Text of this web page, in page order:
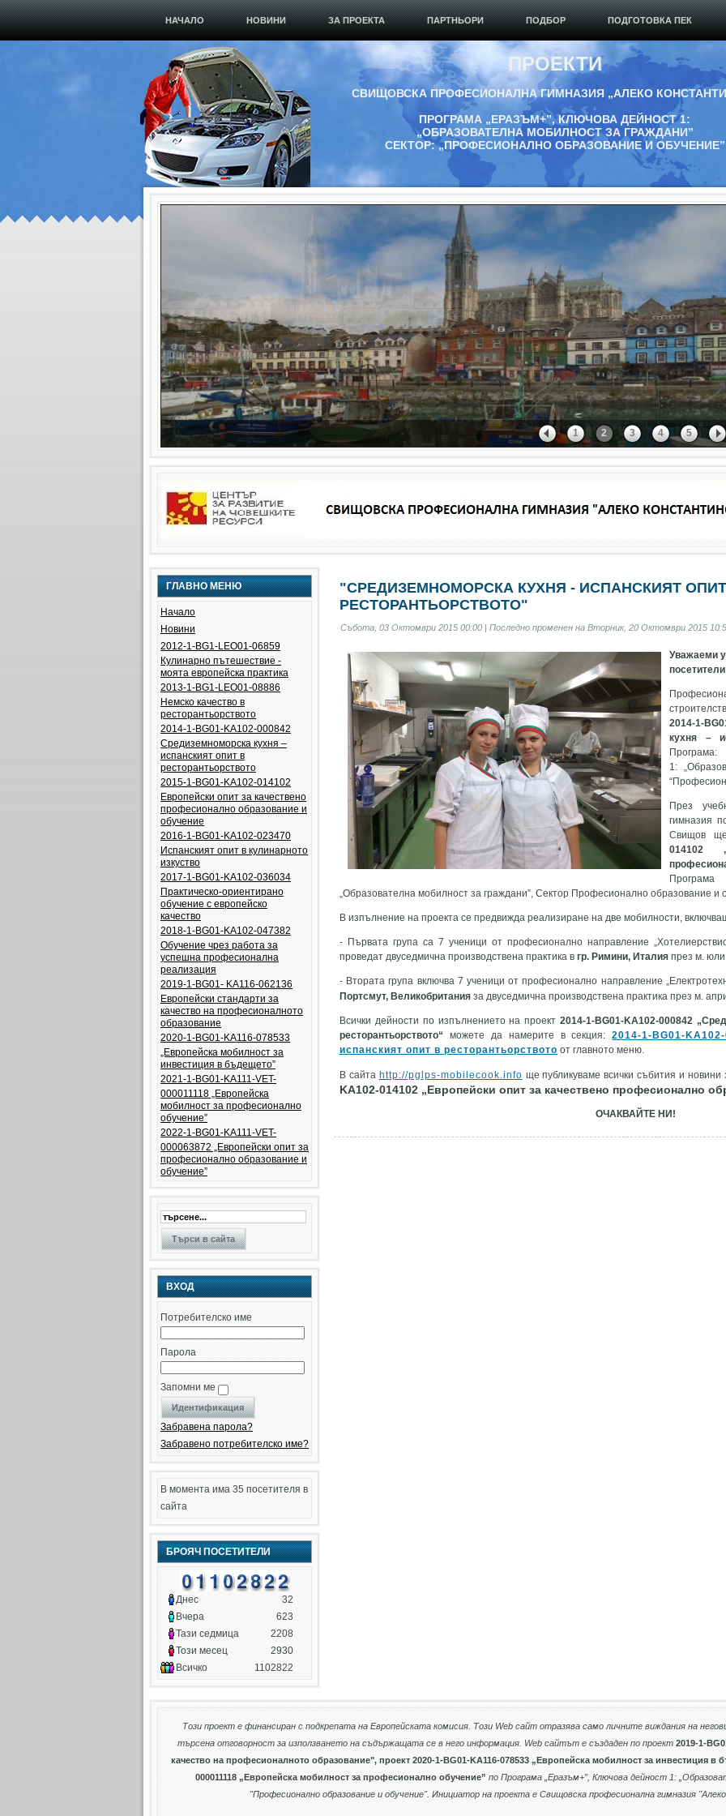
НАЧАЛО НОВИНИ ЗА ПРОЕКТА ПАРТНЬОРИ ПОДБОР ПОДГОТОВКА ПЕК
ПРОЕКТИ
СВИЩОВСКА ПРОФЕСИОНАЛНА ГИМНАЗИЯ „АЛЕКО
ПРОГРАМА „ЕРАЗЪМ+”, КЛЮЧОВА ДЕЙНОСТ 1:
„ОБРАЗОВАТЕЛНА МОБИЛНОСТ ЗА ГРАЖДАНИ”
СЕКТОР: „ПРОФЕСИОНАЛНО ОБРАЗОВАНИЕ И ОБУЧЕНИЕ”
1 2 3 4 5
ГЛАВНО МЕНЮ
Начало
Новини
2012-1-BG1-LEO01-06859
Кулинарно пътешествие -
моята европейска практика
2013-1-BG1-LEO01-08886
Немско качество в
ресторантьорството
2014-1-BG01-KA102-000842
Средиземноморска кухня –
испанският опит в
ресторантьорството
2015-1-BG01-KA102-014102
Европейски опит за качествено
професионално образование и
обучение
2016-1-BG01-KA102-023470
Испанският опит в кулинарното
изкуство
2017-1-BG01-KA102-036034
Практическо-ориентирано
обучение с европейско
качество
2018-1-BG01-KA102-047382
Обучение чрез работа за
успешна професионална
реализация
2019-1-BG01- KA116-062136
Европейски стандарти за
качество на професионалното
образование
2020-1-BG01-KA116-078533
„Европейска мобилност за
инвестиция в бъдещето”
2021-1-BG01-KA111-VET-
000011118 „Европейска
мобилност за професионално
обучение”
2022-1-BG01-KA111-VET-
000063872 „Eвропейски опит за
професионално образование и
обучение”
ВХОД
Потребителско име
Парола
Запомни ме
Забравена парола?
Забравено потребителско име?
В момента има 35 посетителя в
сайта
БРОЯЧ ПОСЕТИТЕЛИ
Днес
32
Вчера
623
Тази седмица
2208
Този месец
2930
Всичко
1102822
"СРЕДИЗЕМНОМОРСКА КУХНЯ - ИСПАНСКИЯТ
РЕСТОРАНТЬОРСТВОТО"
Събота, 03 Октомври 2015 00:00 | Последно променен на Вторник, 20 Октомври 2015
Уважаеми
2014-1-
кухня –
1:
През
гимназия
Свищов
014102
„Образователна мобилност за граждани”, Сектор Професионално образование и
В изпълнение на проекта се предвижда реализиране на две мобилности,
- Първата група са 7 ученици от професионално направление
проведат двуседмична производствена практика в гр. Римини, Италия през м. юли
- Втората група включва 7 ученици от професионално направление
Портсмут, Великобритания за двуседмична производствена практика през м.
Всички дейности по изпълнението на проект 2014-1-BG01-KA102-000842
ресторантьорството“
можете да намерите в секция:2014-1-BG01-
испанският опит в ресторантьорството от главното меню.
В сайта http://pglps-mobilecook.info ще публикуваме всички събития и
KA102-014102 „Европейски опит за качествено професионално
ОЧАКВАЙТЕ НИ!
Този проект е финансиран с подкрепата на Европейската комисия. Този Web сайт отразява само личните виждания на
търсена отговорност за използването на съдържащата се в него информация. Web сайтът е създаден по проект 2019-1-
качество на професионалното образование", проект 2020-1-BG01-KA116-078533 „Европейска мобилност за инвестиция в
000011118 „Европейска мобилност за професионално обучение” по Програма „Еразъм+”, Ключова дейност 1:
"Професионално образование и обучение". Инициатор на проекта е Свищовска професионална гимназия